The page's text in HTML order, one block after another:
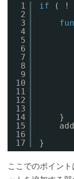
1
2
3
4
5
6
7
8
9
10
11
12
13
14
15
16
17
if ( !
}
}
ここでのポイント